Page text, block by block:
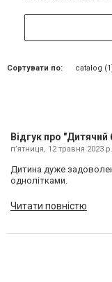
Сортувати по: catalog
Відгук про
пʼятниця, 12 травня 2023 р.
Дитина дуже
однолітками.
Читати повністю